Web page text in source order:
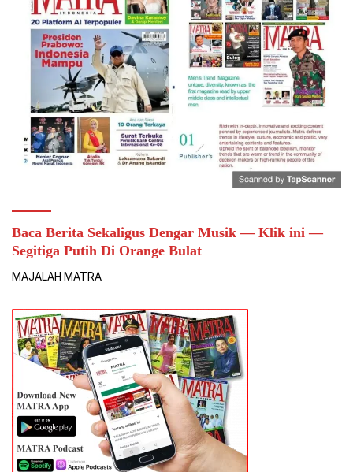
Baca Berita Sekaligus Dengar Musik — Klik ini —
Segitiga Putih Di Orange Bulat
MAJALAH MATRA